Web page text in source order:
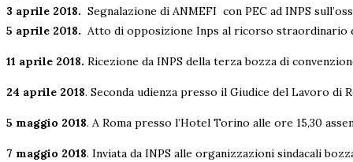
3 aprile 2018. Segnalazione di ANMEFI con PEC ad INPS
5 aprile 2018. Atto di opposizione Inps al ricorso straordinario
11 aprile 2018. Ricezione da INPS della terza bozza di
24 aprile 2018. Seconda udienza presso il Giudice del Lavoro di
5 maggio 2018. A Roma presso l’Hotel Torino alle ore 15,30
7 maggio 2018. Inviata da INPS alle organizzazioni sindacali